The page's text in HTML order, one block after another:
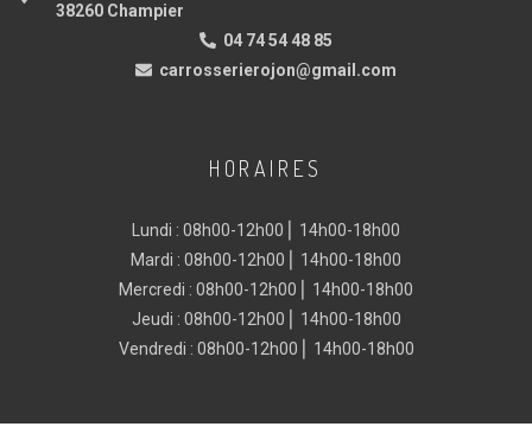
38260 Champier
04 74 54 48 85
carrosserierojon@gmail.com
HORAIRES
Lundi : 08h00-12h00 ⎜ 14h00-18h00
Mardi : 08h00-12h00 ⎜ 14h00-18h00
Mercredi : 08h00-12h00 ⎜ 14h00-18h00
Jeudi : 08h00-12h00 ⎜ 14h00-18h00
Vendredi : 08h00-12h00 ⎜ 14h00-18h00